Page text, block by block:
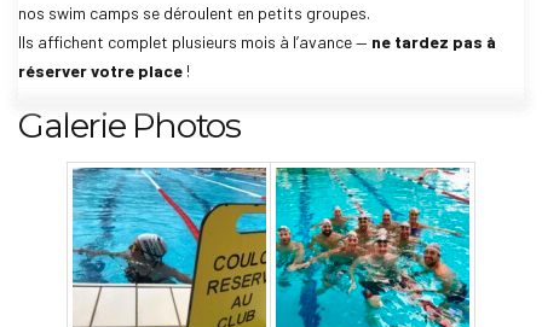
nos swim camps se déroulent en petits groupes.
Ils affichent complet plusieurs mois à l’avance — ne tardez pas à
réserver votre place !
Galerie Photos